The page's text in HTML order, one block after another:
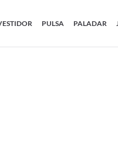
PULSA PALADAR